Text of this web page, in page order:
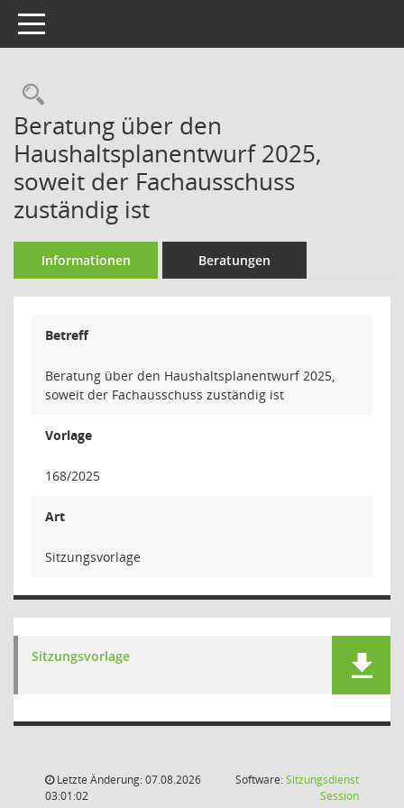
Toggle navigation
Rechercheauswahl
Beratung über den
Haushaltsplanentwurf 2025,
soweit der Fachausschuss
zuständig ist
Informationen Beratungen
Betreff
Beratung über den Haushaltsplanentwurf 2025,
soweit der Fachausschuss zuständig ist
Vorlage
168/2025
Art
Sitzungsvorlage
Sitzungsvorlage
Letzte Änderung: 07.08.2026
03:01:02
Software:Sitzungsdienst
Session(Wird in